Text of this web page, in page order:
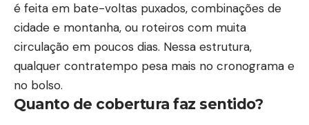
é feita em bate-voltas puxados, combinações de
cidade e montanha, ou roteiros com muita
circulação em poucos dias. Nessa estrutura,
qualquer contratempo pesa mais no cronograma e
no bolso.
Quanto de cobertura faz sentido?